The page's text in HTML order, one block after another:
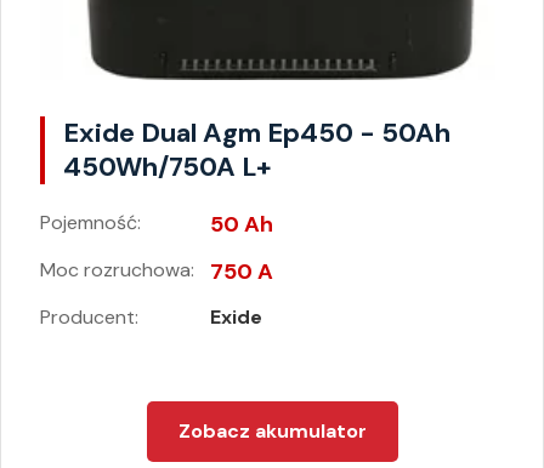
Exide Dual Agm Ep450 - 50Ah
450Wh/750A L+
Pojemność: 50 Ah
Moc rozruchowa: 750 A
Producent: Exide
Zobacz akumulator